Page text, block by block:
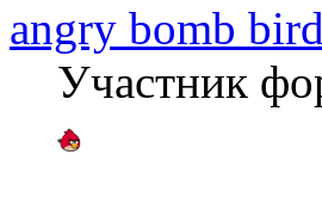
angry bomb bird
Участник